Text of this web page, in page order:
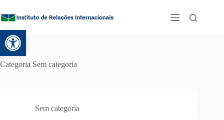
Abrir a barra de ferramentas
Categoria Sem categoria
Sem categoria